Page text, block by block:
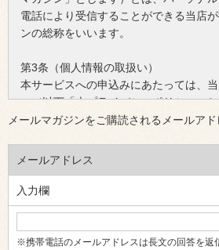
電話により受信することができる当店
ンの総称をいいます。
第3条（個人情報の取扱い）
本サービスへの申込みにあたっては、
ー（以下「本プライバシーポリシー」
ください。なお、本サービスに申込みを
す。
第4条（会員申込み）
お客様ご自身による本サービスへの会
の会員（以下「本会員」とします）に
メールマガジンをご購読されるメールアド
メールアドレス
入力欄
※携帯電話のメールアドレスは長文の回答を返